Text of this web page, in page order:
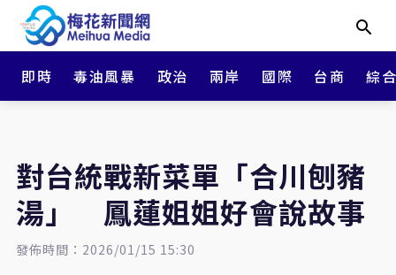
即時 毒油風暴 政治 兩岸 國際 台商 綜
對台統戰新菜單「合川刨豬
湯」 鳳蓮姐姐好會說故事
發佈時間：2026/01/15 15:30